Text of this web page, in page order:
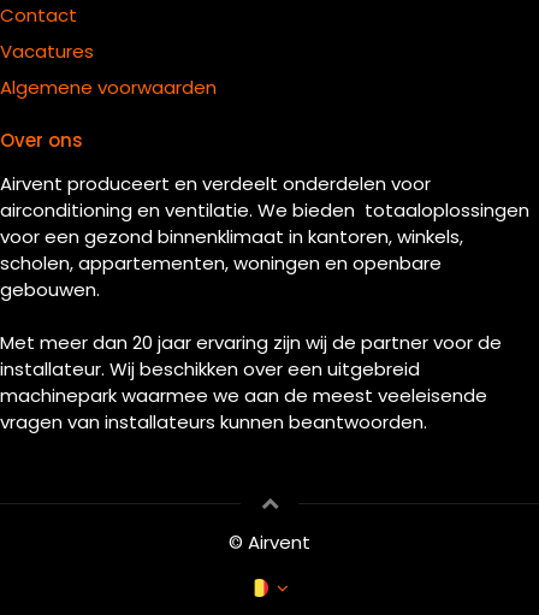
Contact
Vacatures
Algemene voorwaarden
Over ons
Airvent produceert en verdeelt onderdelen voor
airconditioning en ventilatie. We bieden totaaloplossingen
voor een gezond binnenklimaat in kantoren, winkels,
scholen, appartementen, woningen en openbare
gebouwen.
Met meer dan 20 jaar ervaring zijn wij de partner voor de
installateur. Wij beschikken over een uitgebreid
machinepark waarmee we aan de meest veeleisende
vragen van installateurs kunnen beantwoorden.
© Airvent